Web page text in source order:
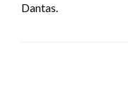
Dantas.